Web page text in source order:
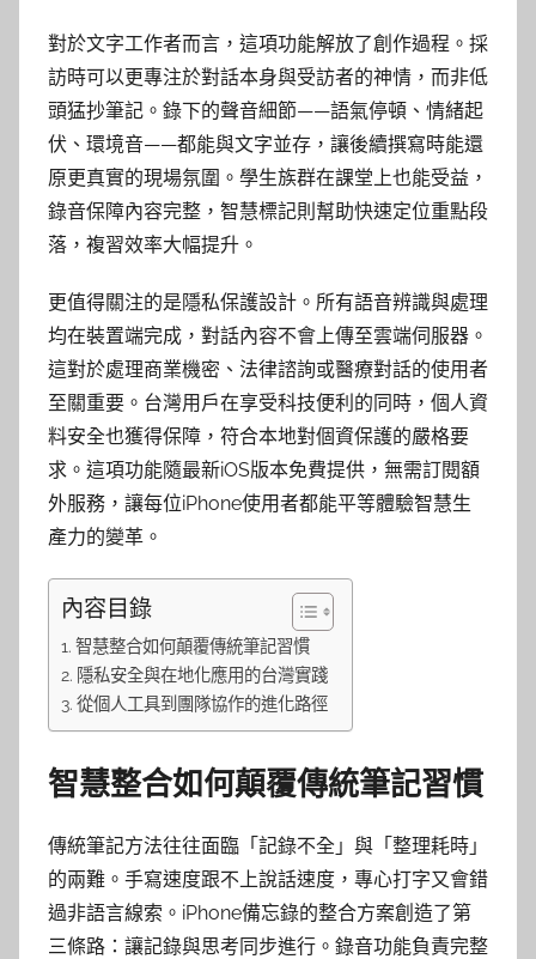
對於文字工作者而言，這項功能解放了創作過程。採
訪時可以更專注於對話本身與受訪者的神情，而非低
頭猛抄筆記。錄下的聲音細節——語氣停頓、情緒起
伏、環境音——都能與文字並存，讓後續撰寫時能還
原更真實的現場氛圍。學生族群在課堂上也能受益，
錄音保障內容完整，智慧標記則幫助快速定位重點段
落，複習效率大幅提升。
更值得關注的是隱私保護設計。所有語音辨識與處理
均在裝置端完成，對話內容不會上傳至雲端伺服器。
這對於處理商業機密、法律諮詢或醫療對話的使用者
至關重要。台灣用戶在享受科技便利的同時，個人資
料安全也獲得保障，符合本地對個資保護的嚴格要
求。這項功能隨最新iOS版本免費提供，無需訂閱額
外服務，讓每位iPhone使用者都能平等體驗智慧生
產力的變革。
內容目錄
智慧整合如何顛覆傳統筆記習慣
隱私安全與在地化應用的台灣實踐
從個人工具到團隊協作的進化路徑
智慧整合如何顛覆傳統筆記習慣
傳統筆記方法往往面臨「記錄不全」與「整理耗時」
的兩難。手寫速度跟不上說話速度，專心打字又會錯
過非語言線索。iPhone備忘錄的整合方案創造了第
三條路：讓記錄與思考同步進行。錄音功能負責完整